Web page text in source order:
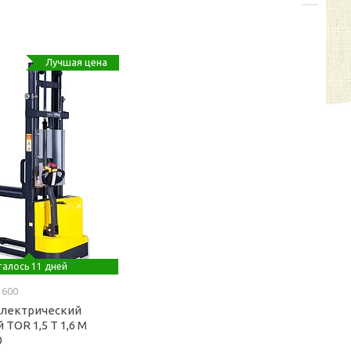
11 дней
Лучшая цена
1,5 Т 1,6 М